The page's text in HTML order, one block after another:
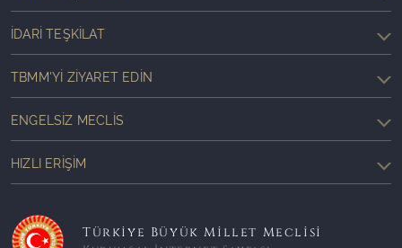
İDARI TEŞKILAT
TBMM'YI ZIYARET EDIN
ENGELSIZ MECLIS
HIZLI ERIŞIM
Türkiye Büyük Millet Meclisi